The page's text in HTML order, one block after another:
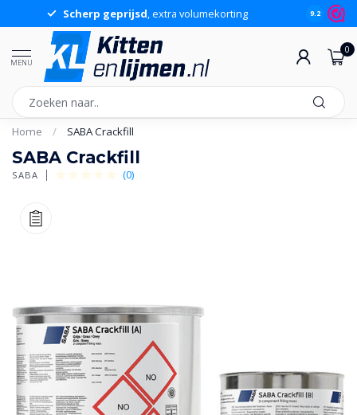
Scherp geprijsd, extra volumekorting 9.2
MENU
0
Home / SABA Crackfill
SABA Crackfill
SABA (0)